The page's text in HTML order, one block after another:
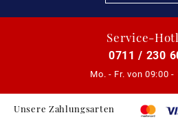
Service-
0711 / 230
Mo. - Fr. von 09:00 -
Unsere Zahlungsarten